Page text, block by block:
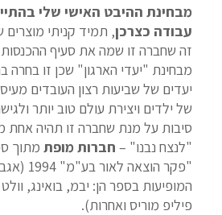
מבחינת ההיבט האישי שלי
עבודה כצרכן, תמיד קניתי
מבחינת "יעדי הארגון" שכן זו בחרה
יעדים של שביעות רצון העובדים
של ילדים ויצירת עולם טוב יותר
סיבות על מנת שחברה זו תהיה אחת
"לנצח נבנו" – חברות מופתמתוך
"פקר
פיליפ מוריס ואחרות).